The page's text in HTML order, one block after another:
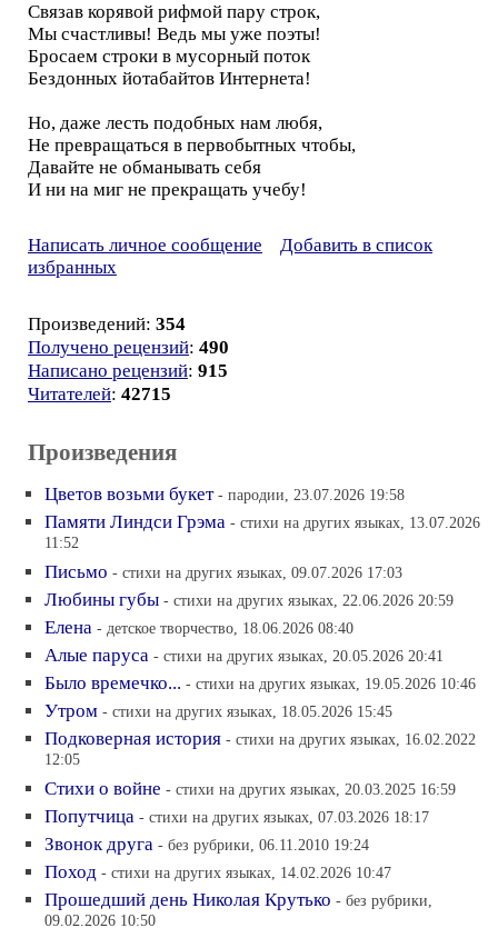
Связав корявой рифмой пару строк,
Мы счастливы! Ведь мы уже поэты!
Бросаем строки в мусорный поток
Бездонных йотабайтов Интернета!
Но, даже лесть подобных нам любя,
Не превращаться в первобытных чтобы,
Давайте не обманывать себя
И ни на миг не прекращать учебу!
Написать личное сообщение
Добавить в список
избранных
Произведений: 354
Получено рецензий: 490
Написано рецензий: 915
Читателей: 42715
Произведения
Цветов возьми букет - пародии, 23.07.2026 19:58
Памяти Линдси Грэма - стихи на других языках, 13.07.2026
11:52
Письмо - стихи на других языках, 09.07.2026 17:03
Любины губы - стихи на других языках, 22.06.2026 20:59
Елена - детское творчество, 18.06.2026 08:40
Алые паруса - стихи на других языках, 20.05.2026 20:41
Было времечко... - стихи на других языках, 19.05.2026 10:46
Утром - стихи на других языках, 18.05.2026 15:45
Подковерная история - стихи на других языках, 16.02.2022
12:05
Стихи о войне - стихи на других языках, 20.03.2025 16:59
Попутчица - стихи на других языках, 07.03.2026 18:17
Звонок друга - без рубрики, 06.11.2010 19:24
Поход - стихи на других языках, 14.02.2026 10:47
Прошедший день Николая Крутько - без рубрики,
09.02.2026 10:50